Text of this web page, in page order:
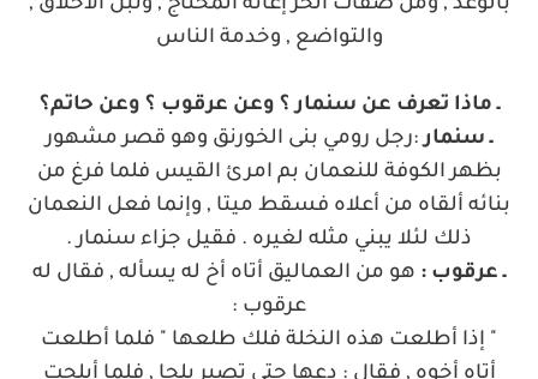
بالوعد , ومن صفات الحر إعانة المحتاج , ونبل الأخلاق ,
والتواضع , وخدمة الناس
ـ ماذا تعرف عن سنمار ؟ وعن عرقوب ؟ وعن حاتم؟
ـ سنمار:رجل رومي بنى الخورنق وهو قصر مشهور
بظهر الكوفة للنعمان بم امرئ القيس فلما فرغ من
بنائه ألقاه من أعلاه فسقط ميتا , وإنما فعل النعمان
ذلك لئلا يبني مثله لغيره . فقيل جزاء سنمار .
ـ عرقوب : هو من العماليق أتاه أخ له يسأله , فقال له
عرقوب :
" إذا أطلعت هذه النخلة فلك طلعها " فلما أطلعت